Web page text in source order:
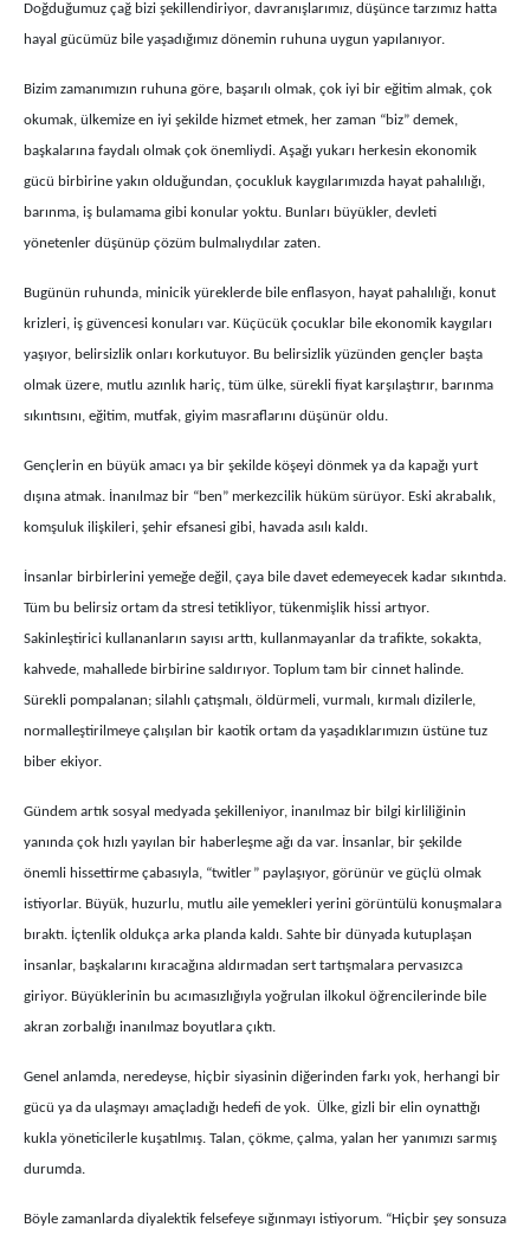
Doğduğumuz çağ bizi şekillendiriyor, davranışlarımız, düşünce tarzımız hatta
hayal gücümüz bile yaşadığımız dönemin ruhuna uygun yapılanıyor.
Bizim zamanımızın ruhuna göre, başarılı olmak, çok iyi bir eğitim almak, çok
okumak, ülkemize en iyi şekilde hizmet etmek, her zaman “biz” demek,
başkalarına faydalı olmak çok önemliydi. Aşağı yukarı herkesin ekonomik
gücü birbirine yakın olduğundan, çocukluk kaygılarımızda hayat pahalılığı,
barınma, iş bulamama gibi konular yoktu. Bunları büyükler, devleti
yönetenler düşünüp çözüm bulmalıydılar zaten.
Bugünün ruhunda, minicik yüreklerde bile enflasyon, hayat pahalılığı, konut
krizleri, iş güvencesi konuları var. Küçücük çocuklar bile ekonomik kaygıları
yaşıyor, belirsizlik onları korkutuyor. Bu belirsizlik yüzünden gençler başta
olmak üzere, mutlu azınlık hariç, tüm ülke, sürekli fiyat karşılaştırır, barınma
sıkıntısını, eğitim, mutfak, giyim masraflarını düşünür oldu.
Gençlerin en büyük amacı ya bir şekilde köşeyi dönmek ya da kapağı yurt
dışına atmak. İnanılmaz bir “ben” merkezcilik hüküm sürüyor. Eski akrabalık,
komşuluk ilişkileri, şehir efsanesi gibi, havada asılı kaldı.
İnsanlar birbirlerini yemeğe değil, çaya bile davet edemeyecek kadar sıkıntıda.
Tüm bu belirsiz ortam da stresi tetikliyor, tükenmişlik hissi artıyor.
Sakinleştirici kullananların sayısı arttı, kullanmayanlar da trafikte, sokakta,
kahvede, mahallede birbirine saldırıyor. Toplum tam bir cinnet halinde.
Sürekli pompalanan; silahlı çatışmalı, öldürmeli, vurmalı, kırmalı dizilerle,
normalleştirilmeye çalışılan bir kaotik ortam da yaşadıklarımızın üstüne tuz
biber ekiyor.
Gündem artık sosyal medyada şekilleniyor, inanılmaz bir bilgi kirliliğinin
yanında çok hızlı yayılan bir haberleşme ağı da var. İnsanlar, bir şekilde
önemli hissettirme çabasıyla, “twitler” paylaşıyor, görünür ve güçlü olmak
istiyorlar. Büyük, huzurlu, mutlu aile yemekleri yerini görüntülü konuşmalara
bıraktı. İçtenlik oldukça arka planda kaldı. Sahte bir dünyada kutuplaşan
insanlar, başkalarını kıracağına aldırmadan sert tartışmalara pervasızca
giriyor. Büyüklerinin bu acımasızlığıyla yoğrulan ilkokul öğrencilerinde bile
akran zorbalığı inanılmaz boyutlara çıktı.
Genel anlamda, neredeyse, hiçbir siyasinin diğerinden farkı yok, herhangi bir
gücü ya da ulaşmayı amaçladığı hedefi de yok. Ülke, gizli bir elin oynattığı
kukla yöneticilerle kuşatılmış. Talan, çökme, çalma, yalan her yanımızı sarmış
durumda.
Böyle zamanlarda diyalektik felsefeye sığınmayı istiyorum. “Hiçbir şey sonsuza